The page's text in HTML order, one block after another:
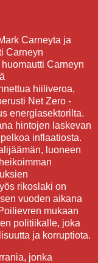
Carneyta ja
Carneyn
Carneyn
hiiliveroa,
Net Zero -
energiasektorilta.
hintojen laskevan
inflaatiosta.
luoneen
rikoslaki on
vuoden aikana
mukaan
politiikalle, joka
ja korruptiota.
jonka